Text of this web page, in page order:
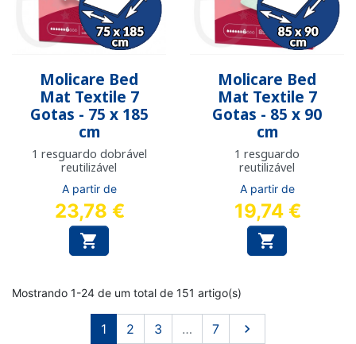
Molicare Bed
Mat Textile 7
Gotas - 75 x 185
cm
1 resguardo dobrável
reutilizável
A partir de
23,78 €

Molicare Bed
Mat Textile 7
Gotas - 85 x 90
cm
1 resguardo
reutilizável
A partir de
19,74 €

Mostrando 1-24 de um total de 151 artigo(s)
1 2 3 … 7 Próximo
